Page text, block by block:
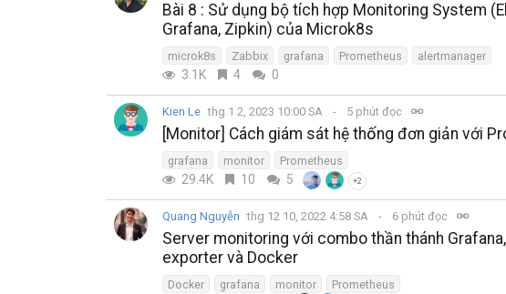
Bài 8 : Sử dụng bộ tích hợp Monitoring System
Grafana, Zipkin) của Microk8s
microk8s Zabbix grafana Prometheus alertmanager
3.1K 4 0
Kien Le thg 1 2, 2023 10:00 SA 5 phút đọc
[Monitor] Cách giám sát hệ thống đơn giản với
grafana monitor Prometheus
29.4K 10 5 +2
Quang Nguyễn thg 12 10, 2022 4:58 SA 6 phút đọc
Server monitoring với combo thần thánh
exporter và Docker
Docker grafana monitor Prometheus